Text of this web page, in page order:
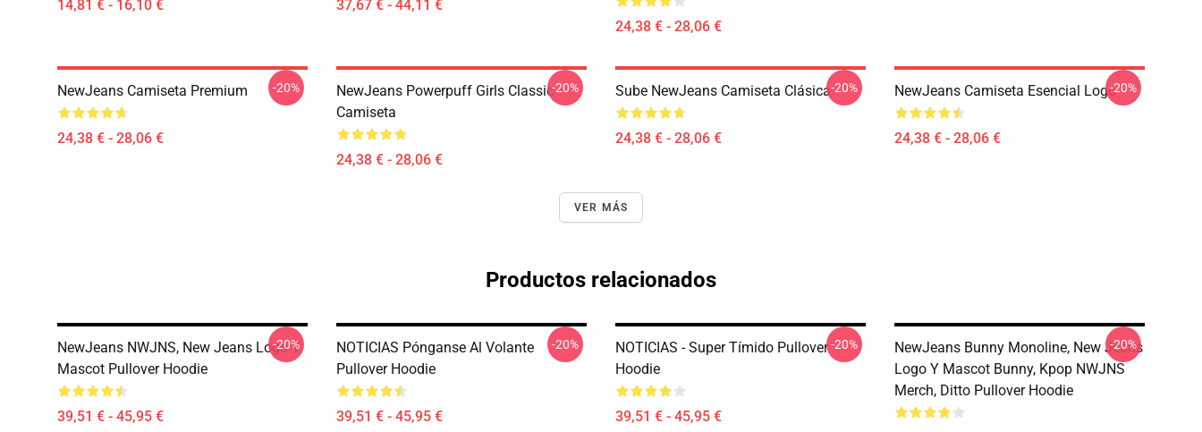
14,81 € - 16,10 € 37,67 € - 44,11 €
24,38 € - 28,06 €
NewJeans Camiseta Premium
24,38 € - 28,06 €
-20%
NewJeans Powerpuff Girls Classic
Camiseta
24,38 € - 28,06 €
-20% Sube NewJeans Camiseta Clásica
24,38 € - 28,06 €
-20% NewJeans Camiseta Esencial Logo
24,38 € - 28,06 €
-20%
VER MÁS
Productos relacionados
NewJeans NWJNS, New Jeans Logo Y
Mascot Pullover Hoodie
39,51 € - 45,95 €
-20%
NOTICIAS Pónganse Al Volante
Pullover Hoodie
39,51 € - 45,95 €
-20%
NOTICIAS - Super Tímido Pullover
Hoodie
39,51 € - 45,95 €
-20%
NewJeans Bunny Monoline, New Jeans
Logo Y Mascot Bunny, Kpop NWJNS
Merch, Ditto Pullover Hoodie
-20%